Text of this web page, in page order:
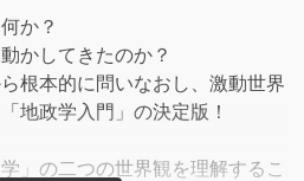
か？
かしてきたのか？
根本的に問いなおし、激動世界
地政学入門」の決定版！
」の二つの世界観を理解するこ